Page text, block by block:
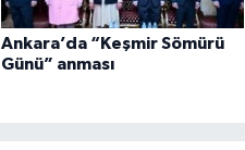
Ankara’da “Keşmir Sömürü
Günü” anması